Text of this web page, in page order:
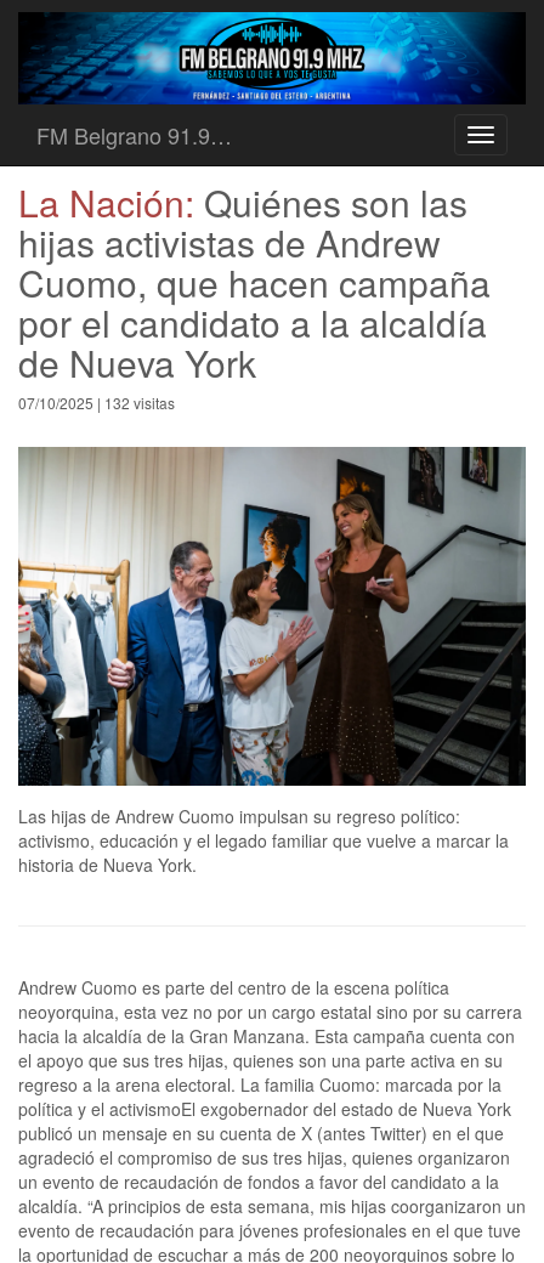
Toggle
FM Belgrano 91.9…
La Nación: Quiénes son las
hijas activistas de Andrew
Cuomo, que hacen campaña
por el candidato a la alcaldía
de Nueva York
07/10/2025 | 132 visitas
Las hijas de Andrew Cuomo impulsan su regreso político:
activismo, educación y el legado familiar que vuelve a marcar la
historia de Nueva York.
Andrew Cuomo es parte del centro de la escena política
neoyorquina, esta vez no por un cargo estatal sino por su carrera
hacia la alcaldía de la Gran Manzana. Esta campaña cuenta con
el apoyo que sus tres hijas, quienes son una parte activa en su
regreso a la arena electoral. La familia Cuomo: marcada por la
política y el activismoEl exgobernador del estado de Nueva York
publicó un mensaje en su cuenta de X (antes Twitter) en el que
agradeció el compromiso de sus tres hijas, quienes organizaron
un evento de recaudación de fondos a favor del candidato a la
alcaldía. “A principios de esta semana, mis hijas coorganizaron un
evento de recaudación para jóvenes profesionales en el que tuve
la oportunidad de escuchar a más de 200 neoyorquinos sobre lo